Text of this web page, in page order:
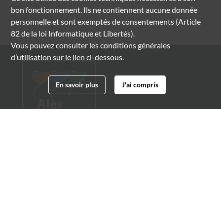
bon fonctionnement. Ils ne contiennent aucune donnée
personnelle et sont exemptés de consentements (Article
82 de la loi Informatique et Libertés).
Vous pouvez consulter les conditions générales
d’utilisation sur le lien ci-dessous.
En savoir plus J'ai compris